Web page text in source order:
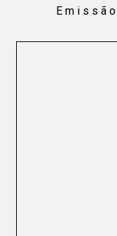
E m i s s ã